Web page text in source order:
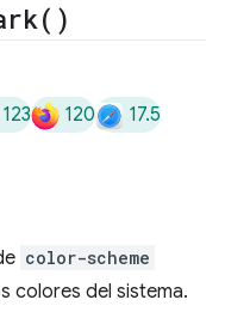
)
123 120 17.5
color-scheme
colores del sistema.